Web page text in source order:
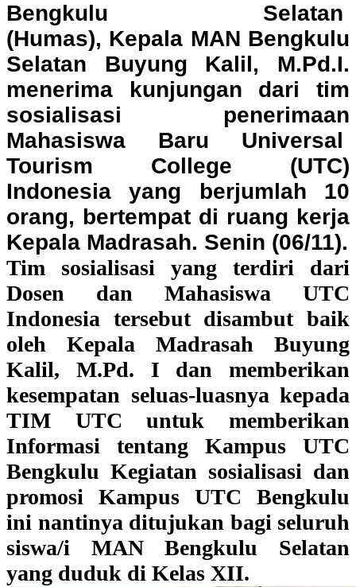
Bengkulu Selatan
(Humas), Kepala MAN Bengkulu
Selatan Buyung Kalil, M.Pd.I.
menerima kunjungan dari tim
sosialisasi penerimaan
Mahasiswa Baru Universal
Tourism College (UTC)
Indonesia yang berjumlah 10
orang, bertempat di ruang kerja
Kepala Madrasah. Senin (06/11).
Tim sosialisasi yang terdiri dari
Dosen dan Mahasiswa UTC
Indonesia tersebut disambut baik
oleh Kepala Madrasah Buyung
Kalil, M.Pd. I dan memberikan
kesempatan seluas-luasnya kepada
TIM UTCuntuk memberikan
Informasi tentang Kampus UTC
Bengkulu Kegiatan sosialisasi dan
promosi Kampus UTC Bengkulu
ini nantinya ditujukan bagi seluruh
siswa/i MAN Bengkulu Selatan
yang duduk di Kelas XII.